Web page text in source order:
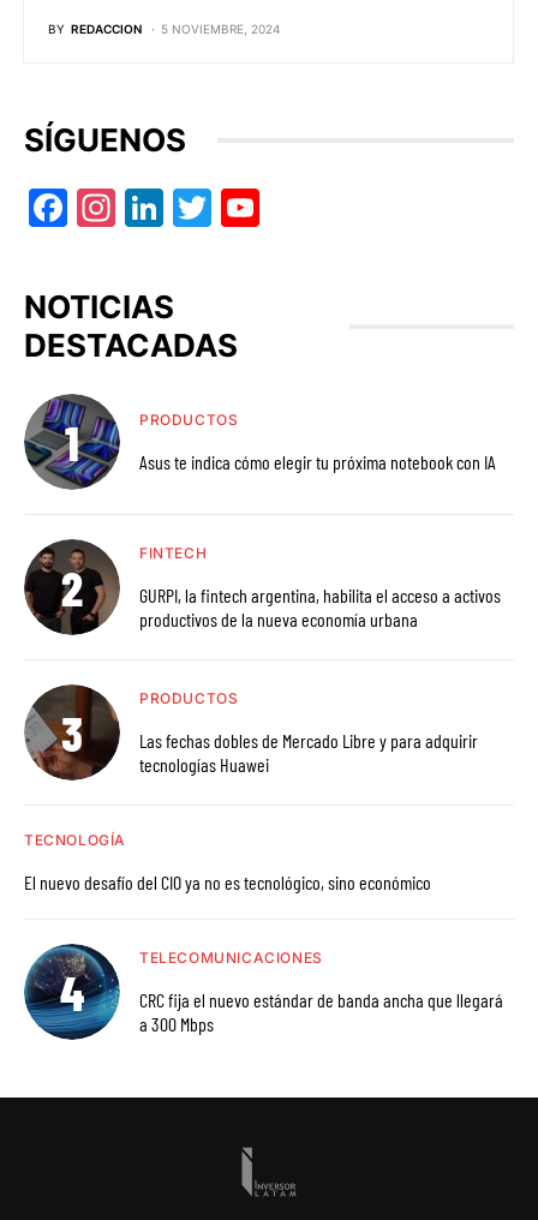
BY REDACCION 5 NOVIEMBRE, 2024
SÍGUENOS
Facebook
Instagram
LinkedIn
Twitter
NOTICIAS
DESTACADAS
PRODUCTOS
Asus te indica cómo elegir tu próxima notebook con IA
FINTECH
GURPI, la fintech argentina, habilita el acceso a activos
productivos de la nueva economía urbana
PRODUCTOS
Las fechas dobles de Mercado Libre y para adquirir
tecnologías Huawei
TECNOLOGÍA
El nuevo desafío del CIO ya no es tecnológico, sino económico
TELECOMUNICACIONES
CRC fija el nuevo estándar de banda ancha que llegará
a 300 Mbps